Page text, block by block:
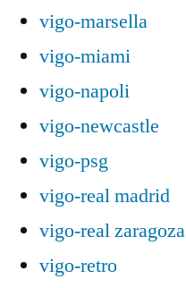
vigo-marsella
vigo-miami
vigo-napoli
vigo-newcastle
vigo-psg
vigo-real madrid
vigo-real zaragoza
vigo-retro